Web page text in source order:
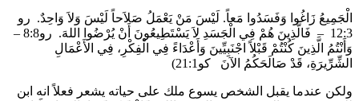
الْجَمِيعُ زَاغُوا وَفَسَدُوا مَعاً. لَيْسَ مَنْ يَعْمَلُ صَلاَحاً لَيْسَ وَلاَ وَاحِدٌ. رو
12:3 – فَالَّذِينَ هُمْ فِي الْجَسَدِ لاَ يَسْتَطِيعُونَ أَنْ يُرْضُوا اللهَ. رو8:8 –
وَأَنْتُمُ الَّذِينَ كُنْتُمْ قَبْلاً اجْنَبِيِّينَ وَأَعْدَاءً فِي الْفِكْرِ، فِي الأَعْمَالِ
الشِّرِّيرَةِ، قَدْ صَالَحَكُمُ الآنَ كو21:1)
ولكن عندما يقبل الشخص يسوع ملك على حياته يشعر فعلاً انه ابن